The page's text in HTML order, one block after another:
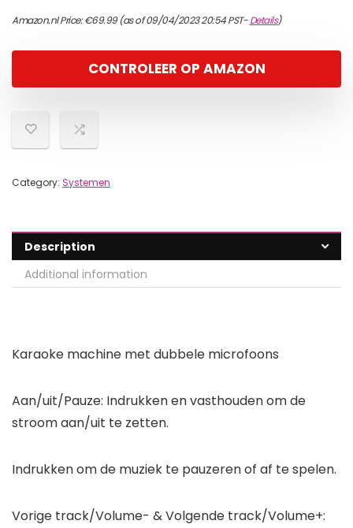
Amazon.nl Price:€69.99(as of 09/04/2023 20:54 PST-Details)
CONTROLEER OP AMAZON
Category: Systemen
Description
Additional information
Karaoke machine met dubbele microfoons
Aan/uit/Pauze: Indrukken en vasthouden om de
stroom aan/uit te zetten.
Indrukken om de muziek te pauzeren of af te spelen.
Vorige track/Volume- & Volgende track/Volume+: